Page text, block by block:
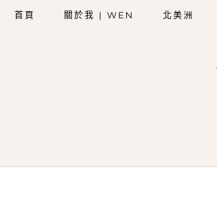
首頁 關於我 | WEN 北美洲